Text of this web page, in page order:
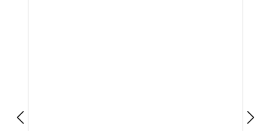
Diapositive précédente